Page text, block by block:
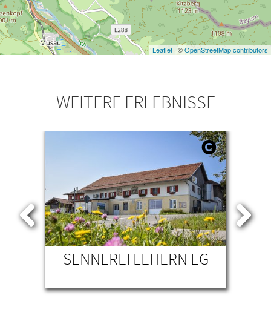
Leaflet | ©OpenStreetMap contributors
WEITERE ERLEBNISSE
SENNEREI LEHERN EG